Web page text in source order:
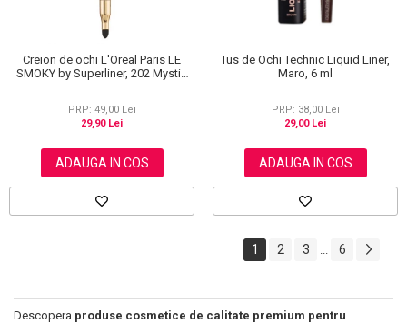
Creion de ochi L'Oreal Paris LE
SMOKY by Superliner, 202 Mystic
PRP: 49,00 Lei
29,90 Lei
ADAUGA IN COS
Tus de Ochi Technic Liquid Liner,
Maro, 6 ml
PRP: 38,00 Lei
29,00 Lei
ADAUGA IN COS
1 2 3 ... 6
Descopera produse cosmetice de calitate premium pentru